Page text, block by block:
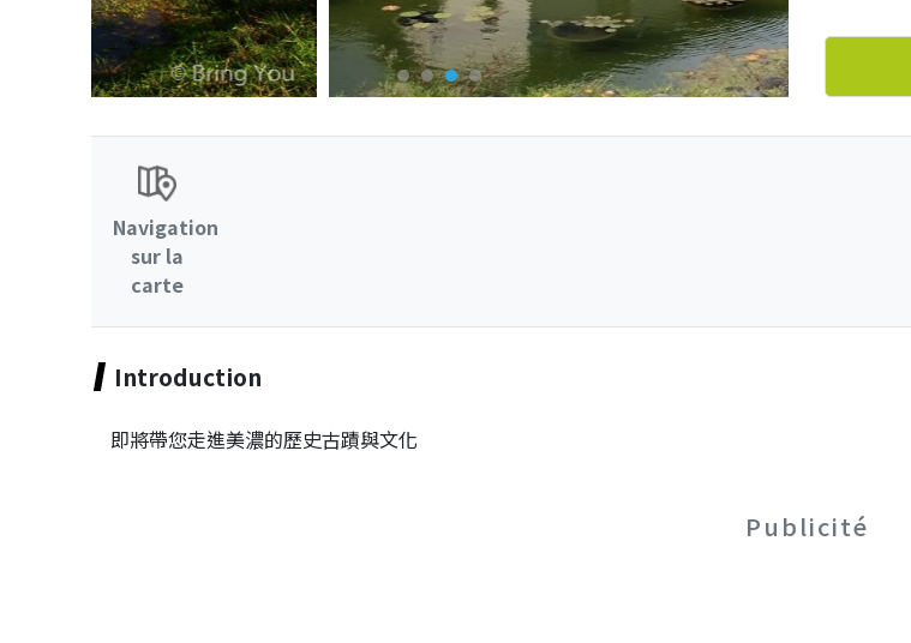
Navigation
sur la
carte
Introduction
即將帶您走進美濃的歷史古蹟與文化
Publicité